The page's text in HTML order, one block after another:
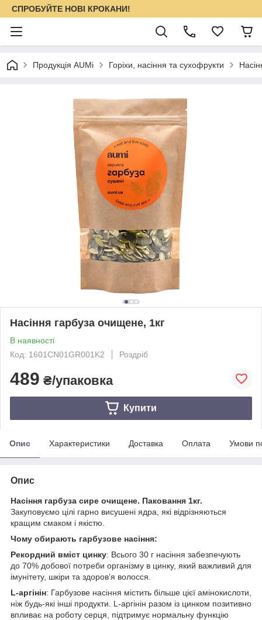
СПРОБУЙТЕ НОВІ КРОКАНИ!
Продукція AUMi Горіхи, насіння та сухофрукти
Насіння гарбуза очищене, 1кг
В наявності
Код: 1601CN01GR001K2
Роздріб
489 ₴/упаковка
Купити
Опис Характеристики Доставка Оплата Умови
Опис
Насіння гарбуза сире очищене. Паковання 1кг.
Закуповуємо цілі гарно висушені ядра, які відрізняються
кращим смаком і якістю.
Чому обирають гарбузове насіння:
Рекордний вміст цинку: Всього 30 г насіння забезпечують
до 70% добової потреби організму в цинку, який важливий для
імунітету, шкіри та здоров’я волосся.
L-аргінін: Гарбузове насіння містить більше цієї амінокислоти,
ніж будь-які інші продукти. L-аргінін разом із цинком позитивно
впливає на роботу серця, підтримує нормальну функцію